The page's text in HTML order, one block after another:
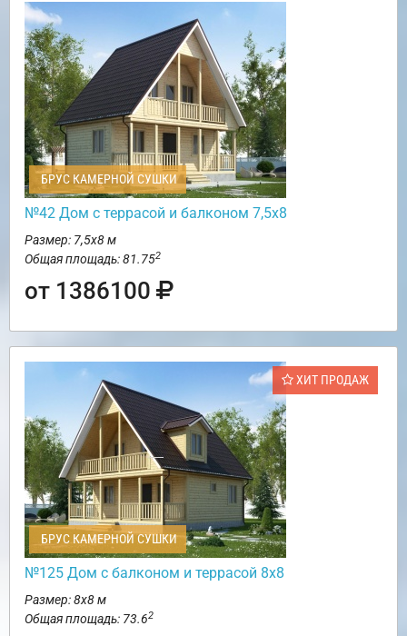
БРУС КАМЕРНОЙ СУШКИ
№42 Дом с террасой и балконом 7,5х8
Размер: 7,5х8 м
Общая площадь: 81.752
от 1386100
ХИТ ПРОДАЖ
БРУС КАМЕРНОЙ СУШКИ
№125 Дом с балконом и террасой 8х8
Размер: 8х8 м
Общая площадь: 73.62